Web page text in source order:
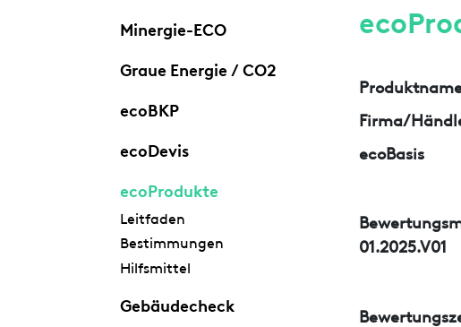
Minergie-ECO
Graue Energie / CO2
ecoBKP
ecoDevis
ecoProdukte
Leitfaden
Bestimmungen
Hilfsmittel
Gebäudecheck
Firma/
ecoBasis
01.2025.V01